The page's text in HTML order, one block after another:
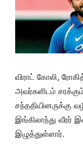
விராட் கோலி,
அவர்களிடம்
சந்ததியினருக்கு
இங்கிலாந்து வீரர்
இழுத்துள்ளார்.